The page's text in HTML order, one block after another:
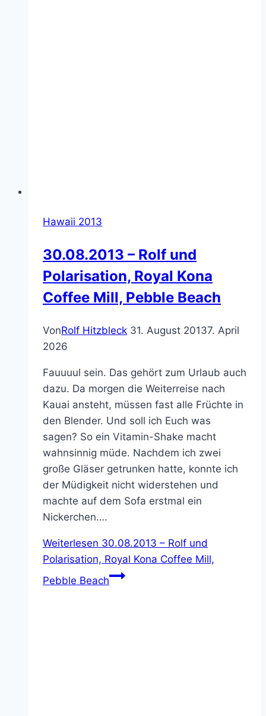
Hawaii 2013
30.08.2013 – Rolf und
Polarisation, Royal Kona
Coffee Mill, Pebble Beach
VonRolf Hitzbleck 31. August 20137. April
2026
Fauuuul sein. Das gehört zum Urlaub auch
dazu. Da morgen die Weiterreise nach
Kauai ansteht, müssen fast alle Früchte in
den Blender. Und soll ich Euch was
sagen? So ein Vitamin-Shake macht
wahnsinnig müde. Nachdem ich zwei
große Gläser getrunken hatte, konnte ich
der Müdigkeit nicht widerstehen und
machte auf dem Sofa erstmal ein
Nickerchen….
Weiterlesen 30.08.2013 – Rolf und
Polarisation, Royal Kona Coffee Mill,
Pebble Beach